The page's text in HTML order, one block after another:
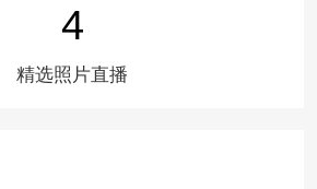
4
精选照片直播